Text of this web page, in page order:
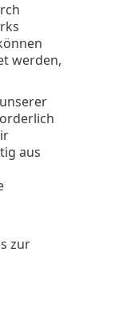
werden,
aus
zur